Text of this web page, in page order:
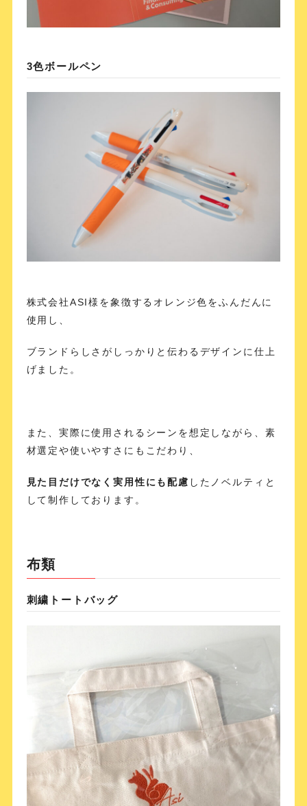
3色ボールペン
株式会社ASI様を象徴するオレンジ色をふんだんに
使用し、
ブランドらしさがしっかりと伝わるデザインに仕上
げました。
また、実際に使用されるシーンを想定しながら、素
材選定や使いやすさにもこだわり、
見た目だけでなく実用性にも配慮 したノベルティと
して制作しております。
布類
刺繍トートバッグ